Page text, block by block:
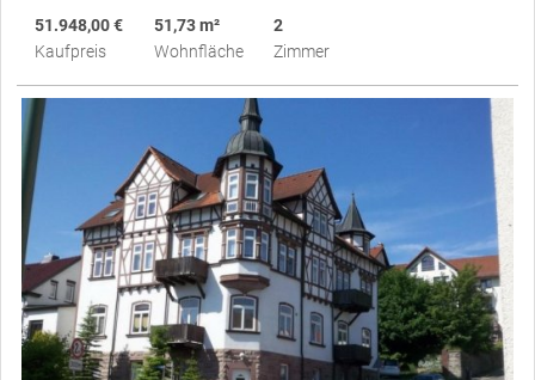
51.948,00 €
Kaufpreis
51,73 m²
Wohnfläche
2
Zimmer